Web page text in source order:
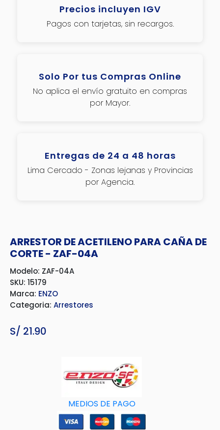
Precios incluyen IGV
Pagos con tarjetas, sin recargos.
Solo Por tus Compras Online
No aplica el envío gratuito en compras
por Mayor.
Entregas de 24 a 48 horas
Lima Cercado - Zonas lejanas y Provincias
por Agencia.
ARRESTOR DE ACETILENO PARA CAÑA DE
CORTE - ZAF-04A
Modelo: ZAF-04A
SKU: 15179
Marca: ENZO
Categoria: Arrestores
S/ 21.90
MEDIOS DE PAGO